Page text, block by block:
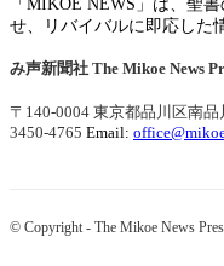
「MIKOE NEWS」は、聖
せ、リバイバルに即応した
み声新聞社 The Mikoe News
〒140-0004 東京都品川区南品
3450-4765 Email:
© Copyright - The Mikoe News